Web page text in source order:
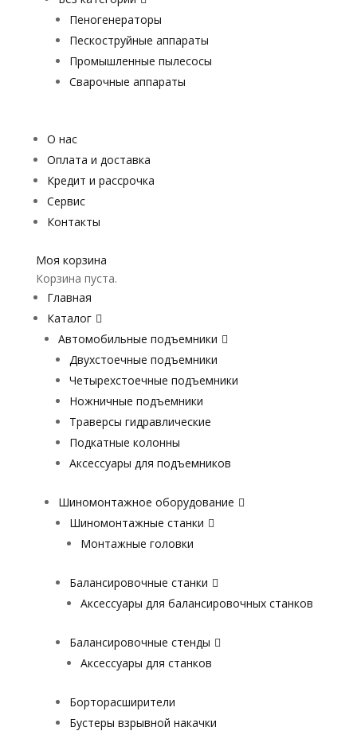
Пеногенераторы
Пескоструйные аппараты
Промышленные пылесосы
Сварочные аппараты
О нас
Оплата и доставка
Кредит и рассрочка
Сервис
Контакты
Моя корзина
Корзина пуста.
Главная
Каталог
Автомобильные подъемники
Двухстоечные подъемники
Четырехстоечные подъемники
Ножничные подъемники
Траверсы гидравлические
Подкатные колонны
Аксессуары для подъемников
Шиномонтажное оборудование
Шиномонтажные станки
Монтажные головки
Балансировочные станки
Аксессуары для балансировочных станков
Балансировочные стенды
Аксессуары для станков
Борторасширители
Бустеры взрывной накачки